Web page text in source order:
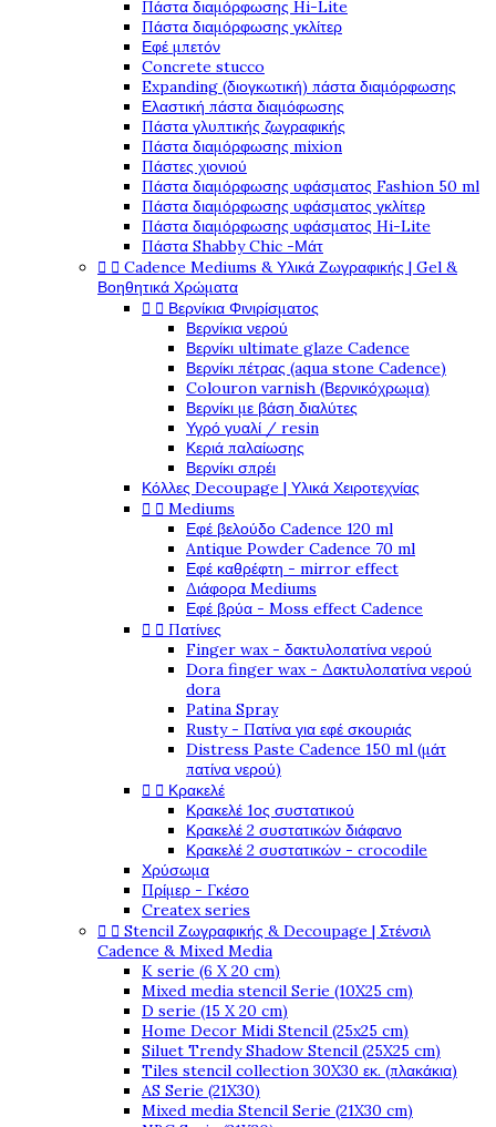
Πάστα διαμόρφωσης Hi-Lite
Πάστα διαμόρφωσης γκλίτερ
Εφέ μπετόν
Concrete stucco
Expanding (διογκωτική) πάστα διαμόρφωσης
Ελαστική πάστα διαμόφωσης
Πάστα γλυπτικής ζωγραφικής
Πάστα διαμόρφωσης mixion
Πάστες χιονιού
Πάστα διαμόρφωσης υφάσματος Fashion 50 ml
Πάστα διαμόρφωσης υφάσματος γκλίτερ
Πάστα διαμόρφωσης υφάσματος Hi-Lite
Πάστα Shabby Chic -Μάτ
  Cadence Mediums & Υλικά Ζωγραφικής | Gel &
Βοηθητικά Χρώματα
  Βερνίκια Φινιρίσματος
Βερνίκια νερού
Βερνίκι ultimate glaze Cadence
Βερνίκι πέτρας (aqua stone Cadence)
Colouron varnish (Βερνικόχρωμα)
Βερνίκι με βάση διαλύτες
Υγρό γυαλί / resin
Κεριά παλαίωσης
Βερνίκι σπρέι
Κόλλες Decoupage | Υλικά Χειροτεχνίας
  Mediums
Εφέ βελούδο Cadence 120 ml
Antique Powder Cadence 70 ml
Εφέ καθρέφτη - mirror effect
Διάφορα Mediums
Εφέ βρύα - Moss effect Cadence
  Πατίνες
Finger wax - δακτυλοπατίνα νερού
Dora finger wax - Δακτυλοπατίνα νερού
dora
Patina Spray
Rusty - Πατίνα για εφέ σκουριάς
Distress Paste Cadence 150 ml (μάτ
πατίνα νερού)
  Κρακελέ
Κρακελέ 1ος συστατικού
Κρακελέ 2 συστατικών διάφανο
Κρακελέ 2 συστατικών - crocodile
Χρύσωμα
Πρίμερ - Γκέσο
Createx series
  Stencil Ζωγραφικής & Decoupage | Στένσιλ
Cadence & Mixed Media
K serie (6 X 20 cm)
Mixed media stencil Serie (10X25 cm)
D serie (15 X 20 cm)
Home Decor Midi Stencil (25x25 cm)
Siluet Trendy Shadow Stencil (25X25 cm)
Tiles stencil collection 30X30 εκ. (πλακάκια)
AS Serie (21X30)
Mixed media Stencil Serie (21X30 cm)